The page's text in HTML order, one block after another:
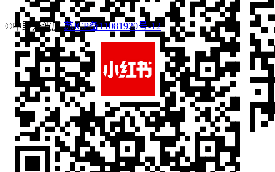
©中野光波房苏ICP备11081920号-12